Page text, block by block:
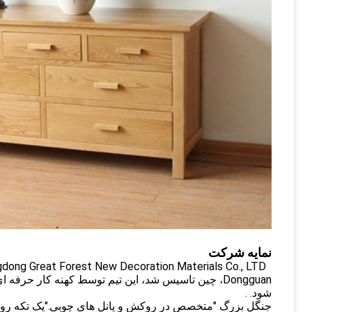
نمایه شرکت
شود. .
جنگل بزرگ "متخصص در روکش و پانل های چوبی."یک تکه